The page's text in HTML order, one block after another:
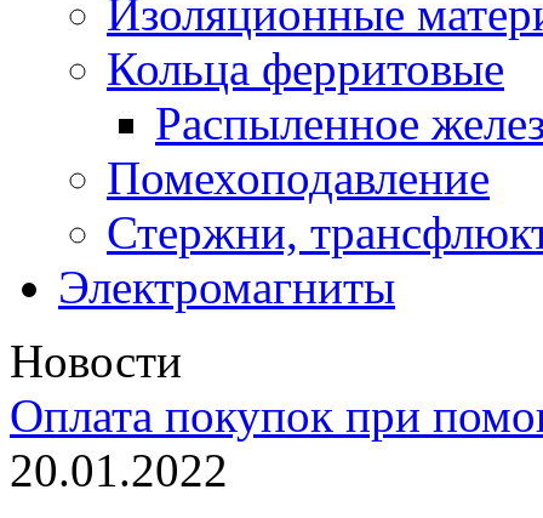
Изоляционные
Кольца ферритовые
Распыленное
Помехоподавление
Стержни,
Электромагниты
Новости
Оплата покупок при
20.01.2022